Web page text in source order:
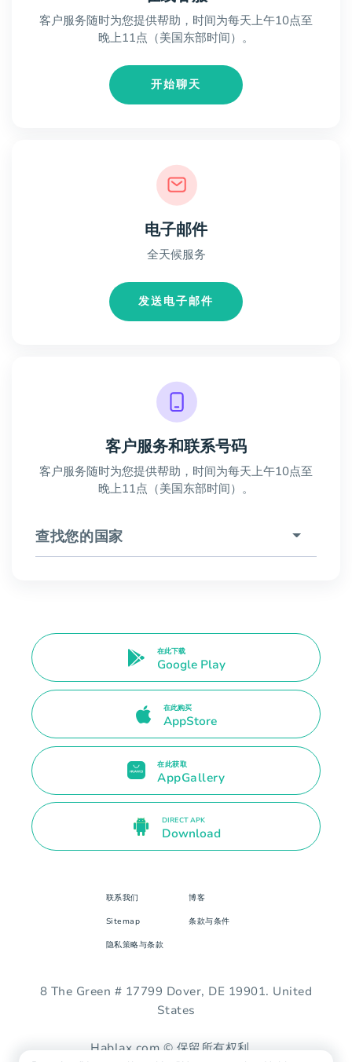
客户服务随时为您提供帮助，时间为每天上午10点至
晚上11点（美国东部时间）。
开始聊天
电子邮件
全天候服务
发送电子邮件
客户服务和联系号码
客户服务随时为您提供帮助，时间为每天上午10点至
晚上11点（美国东部时间）。
查找您的国家
在此下载
Google Play
在此购买
AppStore
在此获取
AppGallery
DIRECT APK
Download
联系我们 博客
Sitemap 条款与条件
隐私策略与条款
8 The Green # 17799 Dover, DE 19901. United
States
Hablax.com © 保留所有权利。